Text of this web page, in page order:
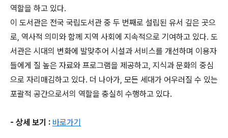
역할을 하고 있다.
이 도서관은 전국 국립도서관 중 두 번째로 설립된 유서 깊은 곳으
로, 역사적 의미와 함께 지역 사회에 지속적으로 기여하고 있다. 도
서관은 시대의 변화에 발맞추어 시설과 서비스를 개선하며 이용자
들에게 질 높은 자료와 프로그램을 제공하고, 지식과 문화의 중심
으로 자리매김하고 있다. 더 나아가, 모든 세대가 어우러질 수 있는
포괄적 공간으로서의 역할을 충실히 수행하고 있다.
- 상세 보기 : 바로가기